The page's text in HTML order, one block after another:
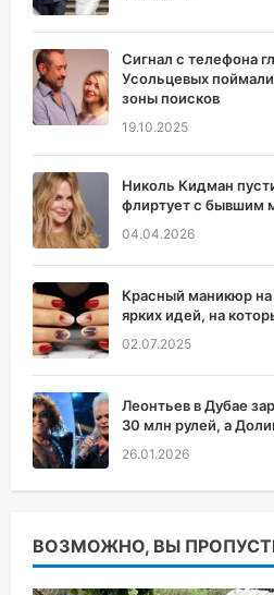
Сигнал с телефона
Усольцевых
зоны поисков
19.10.2025
Николь Кидман
флиртует с бывшим
04.04.2026
Красный маникюр на
ярких идей, на
02.07.2025
Леонтьев в Дубае
30 млн рулей, а
26.01.2026
ВОЗМОЖНО, ВЫ